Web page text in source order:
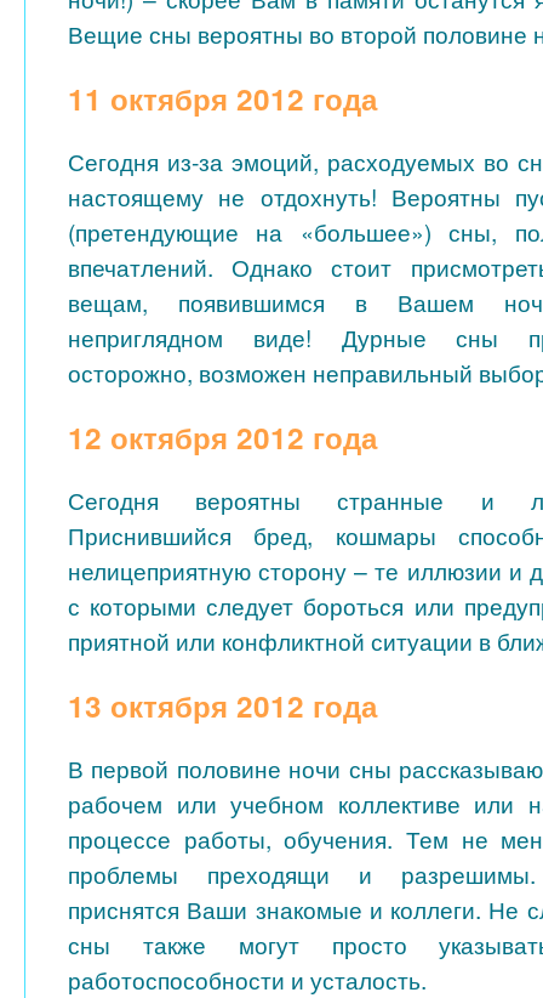
Вещие сны вероятны во второй половине
11 октября 2012 года
Сегодня из-за эмоций, расходуемых во
настоящему не отдохнуть! Вероятны
(претендующие на «большее») сны,
впечатлений. Однако стоит
вещам, появившимся в Вашем
неприглядном виде! Дурные сны
осторожно, возможен неправильный
12 октября 2012 года
Сегодня вероятны странные и
Приснившийся бред, кошмары
нелицеприятную сторону – те иллюзии и
с которыми следует бороться или
приятной или конфликтной ситуации в
13 октября 2012 года
В первой половине ночи сны
рабочем или учебном коллективе или
процессе работы, обучения. Тем не
проблемы преходящи и
приснятся Ваши знакомые и коллеги. Не
сны также могут просто
работоспособности и усталость.